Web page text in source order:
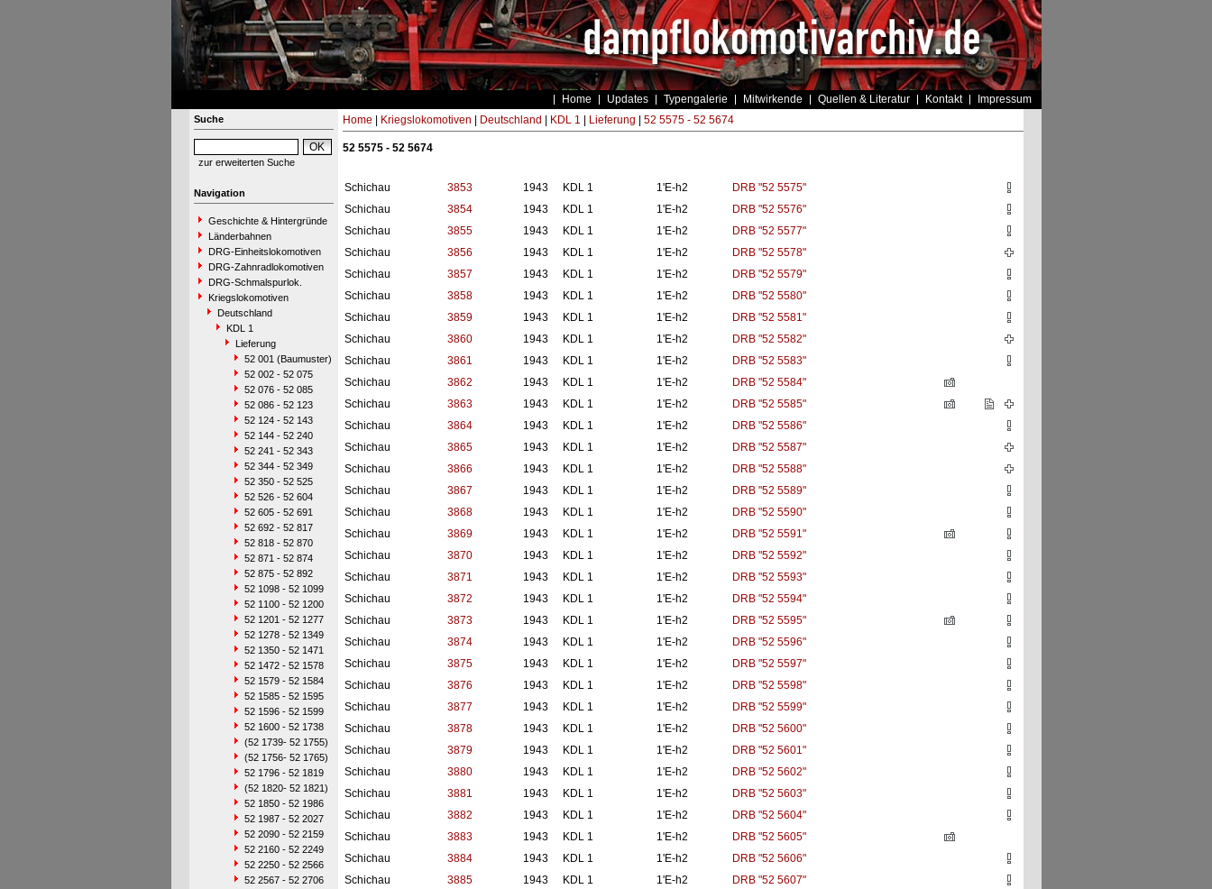
Home Updates Typengalerie Mitwirkende Quellen & Literatur Kontakt Impressum
Suche
zur erweiterten Suche
Navigation
Geschichte & Hintergründe
Länderbahnen
DRG-Einheitslokomotiven
DRG-Zahnradlokomotiven
DRG-Schmalspurlok.
Kriegslokomotiven
Deutschland
KDL 1
Lieferung
52 001 (Baumuster)
52 002 - 52 075
52 076 - 52 085
52 086 - 52 123
52 124 - 52 143
52 144 - 52 240
52 241 - 52 343
52 344 - 52 349
52 350 - 52 525
52 526 - 52 604
52 605 - 52 691
52 692 - 52 817
52 818 - 52 870
52 871 - 52 874
52 875 - 52 892
52 1098 - 52 1099
52 1100 - 52 1200
52 1201 - 52 1277
52 1278 - 52 1349
52 1350 - 52 1471
52 1472 - 52 1578
52 1579 - 52 1584
52 1585 - 52 1595
52 1596 - 52 1599
52 1600 - 52 1738
(52 1739- 52 1755)
(52 1756- 52 1765)
52 1796 - 52 1819
(52 1820- 52 1821)
52 1850 - 52 1986
52 1987 - 52 2027
52 2090 - 52 2159
52 2160 - 52 2249
52 2250 - 52 2566
52 2567 - 52 2706
Home Kriegslokomotiven Deutschland KDL 1 Lieferung 52 5575 - 52 5674
52 5575 - 52 5674
Schichau 3853 1943 KDL 1 1'E-h2
DRB "52 5575"
Schichau
3854 1943 KDL 1 1'E-h2
DRB "52 5576"
Schichau
3855 1943 KDL 1 1'E-h2
DRB "52 5577"
Schichau
3856 1943 KDL 1 1'E-h2
DRB "52 5578"
Schichau
3857 1943 KDL 1 1'E-h2
DRB "52 5579"
Schichau
3858 1943 KDL 1 1'E-h2
DRB "52 5580"
Schichau
3859 1943 KDL 1 1'E-h2
DRB "52 5581"
Schichau
3860 1943 KDL 1 1'E-h2
DRB "52 5582"
Schichau
3861 1943 KDL 1 1'E-h2
DRB "52 5583"
Schichau
3862 1943 KDL 1 1'E-h2
DRB "52 5584"
Schichau
3863 1943 KDL 1 1'E-h2
DRB "52 5585"
Schichau
3864 1943 KDL 1 1'E-h2
DRB "52 5586"
Schichau
3865 1943 KDL 1 1'E-h2
DRB "52 5587"
Schichau
3866 1943 KDL 1 1'E-h2
DRB "52 5588"
Schichau
3867 1943 KDL 1 1'E-h2
DRB "52 5589"
Schichau
3868 1943 KDL 1 1'E-h2
DRB "52 5590"
Schichau
3869 1943 KDL 1 1'E-h2
DRB "52 5591"
Schichau
3870 1943 KDL 1 1'E-h2
DRB "52 5592"
Schichau
3871 1943 KDL 1 1'E-h2
DRB "52 5593"
Schichau
3872 1943 KDL 1 1'E-h2
DRB "52 5594"
Schichau
3873 1943 KDL 1 1'E-h2
DRB "52 5595"
Schichau
3874 1943 KDL 1 1'E-h2
DRB "52 5596"
Schichau
3875 1943 KDL 1 1'E-h2
DRB "52 5597"
Schichau
3876 1943 KDL 1 1'E-h2
DRB "52 5598"
Schichau
3877 1943 KDL 1 1'E-h2
DRB "52 5599"
Schichau
3878 1943 KDL 1 1'E-h2
DRB "52 5600"
Schichau
3879 1943 KDL 1 1'E-h2
DRB "52 5601"
Schichau
3880 1943 KDL 1 1'E-h2
DRB "52 5602"
Schichau
3881 1943 KDL 1 1'E-h2
DRB "52 5603"
Schichau
3882 1943 KDL 1 1'E-h2
DRB "52 5604"
Schichau
3883 1943 KDL 1 1'E-h2
DRB "52 5605"
Schichau
3884 1943 KDL 1 1'E-h2
DRB "52 5606"
Schichau
3885 1943 KDL 1 1'E-h2
DRB "52 5607"